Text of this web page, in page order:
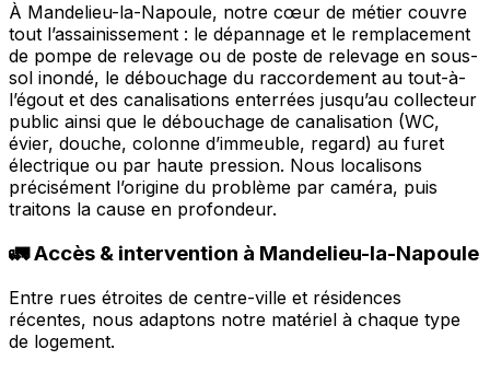
À Mandelieu-la-Napoule, notre cœur de métier couvre
tout l’assainissement : le dépannage et le remplacement
de pompe de relevage ou de poste de relevage en sous-
sol inondé, le débouchage du raccordement au tout-à-
l’égout et des canalisations enterrées jusqu’au collecteur
public ainsi que le débouchage de canalisation (WC,
évier, douche, colonne d’immeuble, regard) au furet
électrique ou par haute pression. Nous localisons
précisément l’origine du problème par caméra, puis
traitons la cause en profondeur.
🚛 Accès & intervention à Mandelieu-la-Napoule
Entre rues étroites de centre-ville et résidences
récentes, nous adaptons notre matériel à chaque type
de logement.